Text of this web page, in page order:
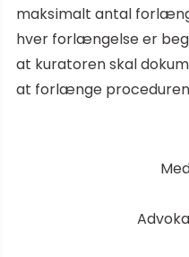
maksimalt antal
hver forlængelse er
at kuratoren skal
at forlænge